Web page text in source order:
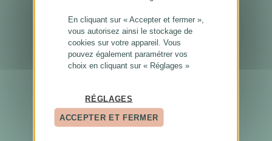
En cliquant sur « Accepter et fermer »,
vous autorisez ainsi le stockage de
cookies sur votre appareil. Vous
pouvez également paramétrer vos
choix en cliquant sur « Réglages »
RÉGLAGES
ACCEPTER ET FERMER